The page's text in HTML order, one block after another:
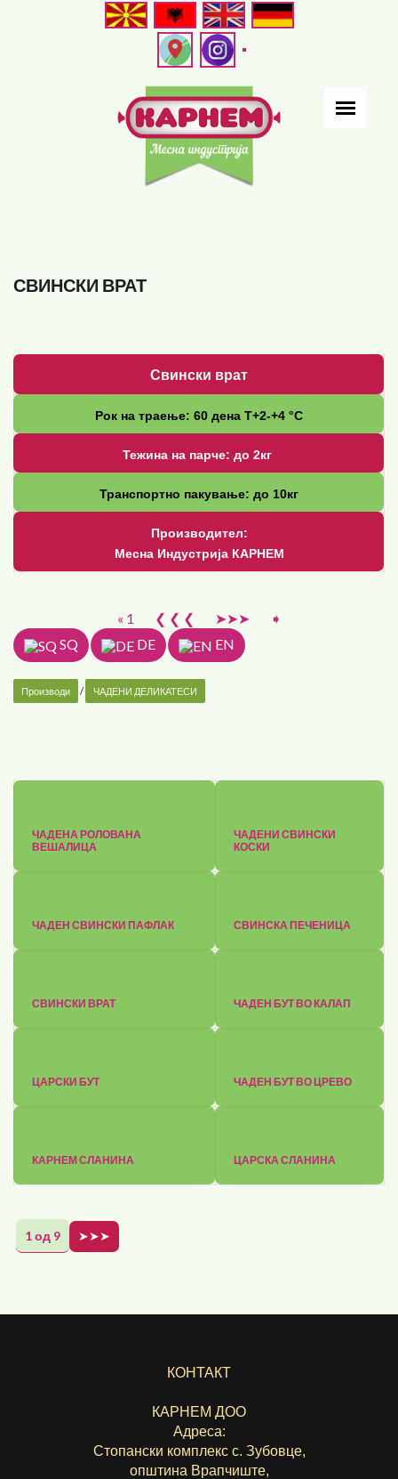
СВИНСКИ ВРАТ
Свински врат
Рок на траење: 60 дена Т+2-+4 °С
Тежина на парче: до 2кг
Транспортно пакување: до 10кг
Производител:
Месна Индустрија КАРНЕМ
« 1 ❮ ❮ ❮ ➤➤➤
➧
SQ
DE EN
Производи / ЧАДЕНИ ДЕЛИКАТЕСИ
ЧАДЕНА РОЛОВАНА
ВЕШАЛИЦА
ЧАДЕНИ СВИНСКИ
КОСКИ
ЧАДЕН СВИНСКИ ПАФЛАК СВИНСКА ПЕЧЕНИЦА
СВИНСКИ ВРАТ ЧАДЕН БУТ ВО КАЛАП
ЦАРСКИ БУТ ЧАДЕН БУТ ВО ЦРЕВО
КАРНЕМ СЛАНИНА ЦАРСКА СЛАНИНА
1 од 9 ➤➤➤
КОНТАКТ
КАРНЕМ ДОО
Адреса:
Стопански комплекс с. Зубовце,
општина Врапчиште,